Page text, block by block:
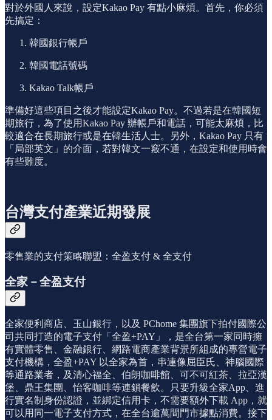
對於外國人來說，設定Kakao Pay 有點小麻煩。首先，你必須
先搞定：
韓國銀行帳戶
韓國電話號碼
Kakao Talk帳戶
準備好這些項目之後才能設定Kakao Pay。不過若是在韓國短
期旅行，為了使用Kakao Pay 辦帳戶和電話，可能太麻煩，比
較適合在長期旅行或是在韓生活人士。另外，Kakao Pay 只有
「局部英文」的介面，若對韓文一竅不通，在設定和使用時會
有些難度。
台灣支付產業近期發展
零售業的支付策略聯盟：全盈支付 & 全支付
全家－全盈支付
全家便利商店、玉山銀行，以及 PChome 集團旗下拍付國際公
司共同打造的電子支付「全盈+PAY」，是全台第一家同時擁
有實體零售、金融銀行、網路電商產業背景所組成的專營電子
支付機構，全盈+PAY 以全家為首，串連像屈臣氏、神腦國際
等通路業者，及清心福全、伯朗咖啡館、可不可紅茶、拉亞漢
堡、鼎王集團、怡客咖啡等連鎖餐飲。只要升級全家App、進
行實名制身份認證，並綁定信用卡，不需要額外下載 App，就
可以用同一電子支付方式，在全台逾萬間門市據點消費。接下